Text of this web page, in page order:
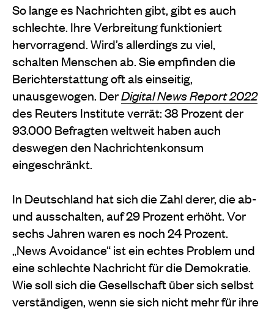
So lange es Nachrichten gibt, gibt es auch
schlechte. Ihre Verbreitung funktioniert
hervorragend. Wird’s allerdings zu viel,
schalten Menschen ab. Sie empfinden die
Berichterstattung oft als einseitig,
unausgewogen. DerDigital News Report 2022
des Reuters Institute verrät: 38 Prozent der
93.000 Befragten weltweit haben auch
deswegen den Nachrichtenkonsum
eingeschränkt.
In Deutschland hat sich die Zahl derer, die ab-
und ausschalten, auf 29 Prozent erhöht. Vor
sechs Jahren waren es noch 24 Prozent.
„News Avoidance“ ist ein echtes Problem und
eine schlechte Nachricht für die Demokratie.
Wie soll sich die Gesellschaft über sich selbst
verständigen, wenn sie sich nicht mehr für ihre